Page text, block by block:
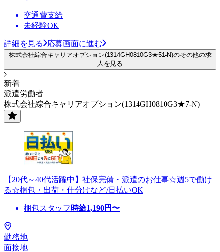
交通費支給
未経験OK
詳細を見る 応募画面に進む
株式会社綜合キャリアオプション(1314GH0810G3★51-N)のその他の求
人を見る
新着
派遣労働者
株式会社綜合キャリアオプション(1314GH0810G3★7-N)
【20代～40代活躍中】社保完備・派遣のお仕事☆週5で働け
る☆梱包・出荷・仕分けなど/日払いOK
梱包スタッフ 時給1,190円〜
勤務地
面接地